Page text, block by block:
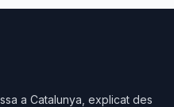
a Catalunya, explicat des